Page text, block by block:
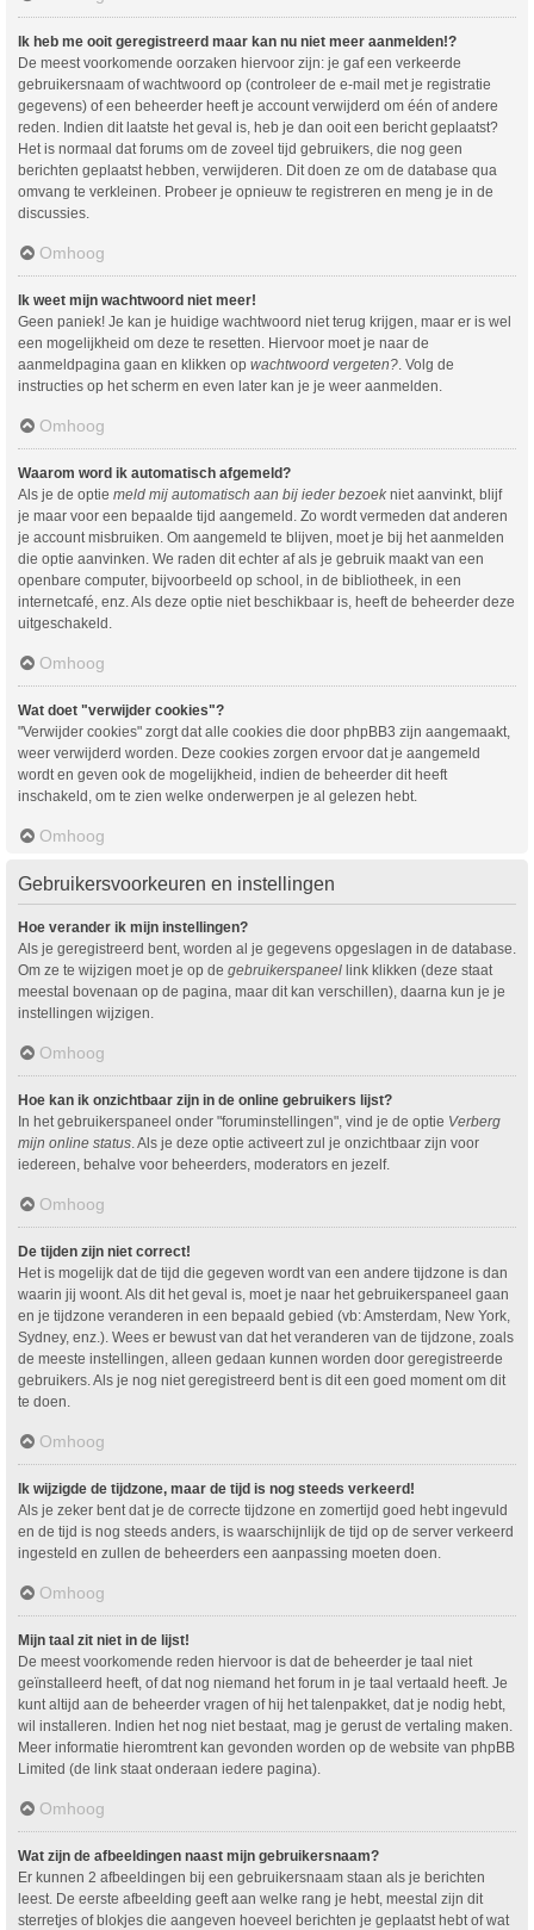
Ik heb me ooit geregistreerd maar kan nu niet meer aanmelden!?
De meest voorkomende oorzaken hiervoor zijn: je gaf een verkeerde
gebruikersnaam of wachtwoord op (controleer de e-mail met je registratie
gegevens) of een beheerder heeft je account verwijderd om één of andere
reden. Indien dit laatste het geval is, heb je dan ooit een bericht geplaatst?
Het is normaal dat forums om de zoveel tijd gebruikers, die nog geen
berichten geplaatst hebben, verwijderen. Dit doen ze om de database qua
omvang te verkleinen. Probeer je opnieuw te registreren en meng je in de
discussies.
Omhoog
Ik weet mijn wachtwoord niet meer!
Geen paniek! Je kan je huidige wachtwoord niet terug krijgen, maar er is wel
een mogelijkheid om deze te resetten. Hiervoor moet je naar de
aanmeldpagina gaan en klikken op wachtwoord vergeten? . Volg de
instructies op het scherm en even later kan je je weer aanmelden.
Omhoog
Waarom word ik automatisch afgemeld?
Als je de optie meld mij automatisch aan bij ieder bezoek niet aanvinkt, blijf
je maar voor een bepaalde tijd aangemeld. Zo wordt vermeden dat anderen
je account misbruiken. Om aangemeld te blijven, moet je bij het aanmelden
die optie aanvinken. We raden dit echter af als je gebruik maakt van een
openbare computer, bijvoorbeeld op school, in de bibliotheek, in een
internetcafé, enz. Als deze optie niet beschikbaar is, heeft de beheerder deze
uitgeschakeld.
Omhoog
Wat doet "verwijder cookies"?
"Verwijder cookies" zorgt dat alle cookies die door phpBB3 zijn aangemaakt,
weer verwijderd worden. Deze cookies zorgen ervoor dat je aangemeld
wordt en geven ook de mogelijkheid, indien de beheerder dit heeft
inschakeld, om te zien welke onderwerpen je al gelezen hebt.
Omhoog
Gebruikersvoorkeuren en instellingen
Hoe verander ik mijn instellingen?
Als je geregistreerd bent, worden al je gegevens opgeslagen in de database.
Om ze te wijzigen moet je op de gebruikerspaneel link klikken (deze staat
meestal bovenaan op de pagina, maar dit kan verschillen), daarna kun je je
instellingen wijzigen.
Omhoog
Hoe kan ik onzichtbaar zijn in de online gebruikers lijst?
In het gebruikerspaneel onder "foruminstellingen", vind je de optie Verberg
mijn online status . Als je deze optie activeert zul je onzichtbaar zijn voor
iedereen, behalve voor beheerders, moderators en jezelf.
Omhoog
De tijden zijn niet correct!
Het is mogelijk dat de tijd die gegeven wordt van een andere tijdzone is dan
waarin jij woont. Als dit het geval is, moet je naar het gebruikerspaneel gaan
en je tijdzone veranderen in een bepaald gebied (vb: Amsterdam, New York,
Sydney, enz.). Wees er bewust van dat het veranderen van de tijdzone, zoals
de meeste instellingen, alleen gedaan kunnen worden door geregistreerde
gebruikers. Als je nog niet geregistreerd bent is dit een goed moment om dit
te doen.
Omhoog
Ik wijzigde de tijdzone, maar de tijd is nog steeds verkeerd!
Als je zeker bent dat je de correcte tijdzone en zomertijd goed hebt ingevuld
en de tijd is nog steeds anders, is waarschijnlijk de tijd op de server verkeerd
ingesteld en zullen de beheerders een aanpassing moeten doen.
Omhoog
Mijn taal zit niet in de lijst!
De meest voorkomende reden hiervoor is dat de beheerder je taal niet
geïnstalleerd heeft, of dat nog niemand het forum in je taal vertaald heeft. Je
kunt altijd aan de beheerder vragen of hij het talenpakket, dat je nodig hebt,
wil installeren. Indien het nog niet bestaat, mag je gerust de vertaling maken.
Meer informatie hieromtrent kan gevonden worden op de website van phpBB
Limited (de link staat onderaan iedere pagina).
Omhoog
Wat zijn de afbeeldingen naast mijn gebruikersnaam?
Er kunnen 2 afbeeldingen bij een gebruikersnaam staan als je berichten
leest. De eerste afbeelding geeft aan welke rang je hebt, meestal zijn dit
sterretjes of blokjes die aangeven hoeveel berichten je geplaatst hebt of wat